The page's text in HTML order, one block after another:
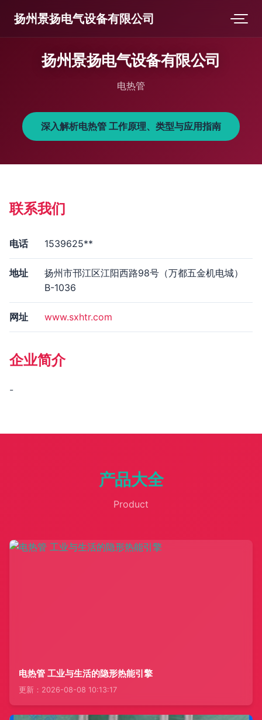
扬州景扬电气设备有限公司
扬州景扬电气设备有限公司
电热管
深入解析电热管 工作原理、类型与应用指南
联系我们
电话 1539625**
地址
扬州市邗江区江阳西路98号（万都五金机电城）
B-1036
网址 www.sxhtr.com
企业简介
-
产品大全
Product
电热管 工业与生活的隐形热能引擎
更新：2026-08-08 10:13:17